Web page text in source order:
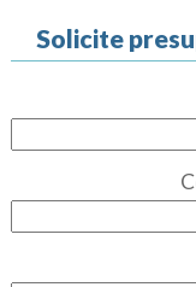
Solicite